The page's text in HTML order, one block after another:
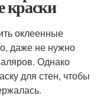
краски
оклеенные
даже не нужно
Однако
для стен, чтобы